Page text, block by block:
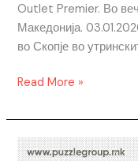
Outlet Premier. Во
Македонија.
во Скопје во
Read More »
СОЛУН